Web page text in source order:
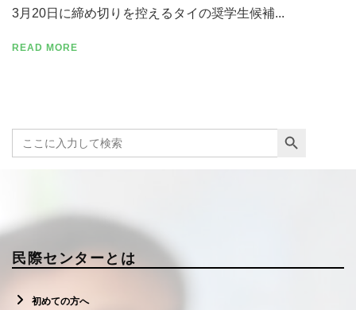
3月20日に締め切りを控えるタイの奨学生候補...
READ MORE
Search
for:
Search Button
民際センターとは
初めての方へ